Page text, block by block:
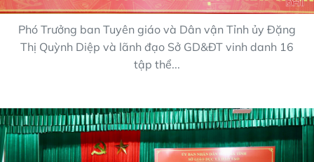
Phó Trưởng ban Tuyên giáo và Dân vận Tỉnh ủy Đặng
Thị Quỳnh Diệp và lãnh đạo Sở GD&ĐT vinh danh 16
tập thể...